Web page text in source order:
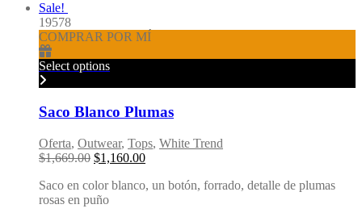
Sale!
19578
COMPRAR POR MÍ
Select options
Saco Blanco Plumas
Oferta, Outwear, Tops, White Trend
$1,669.00 Original
was:
$1,669.00.
$1,160.00Current
is:
Saco en color blanco, un botón, forrado, detalle de plumas
rosas en puño